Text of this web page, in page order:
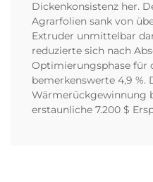
Dickenkonsistenz her.
Agrarfolien sank von
Extruder unmittelbar
reduzierte sich nach
Optimierungsphase für
bemerkenswerte 4,9 %.
Wärmerückgewinnung
erstaunliche 7.200 $